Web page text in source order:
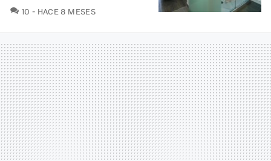
10 COMENTARIOS
HACE 8 MESES